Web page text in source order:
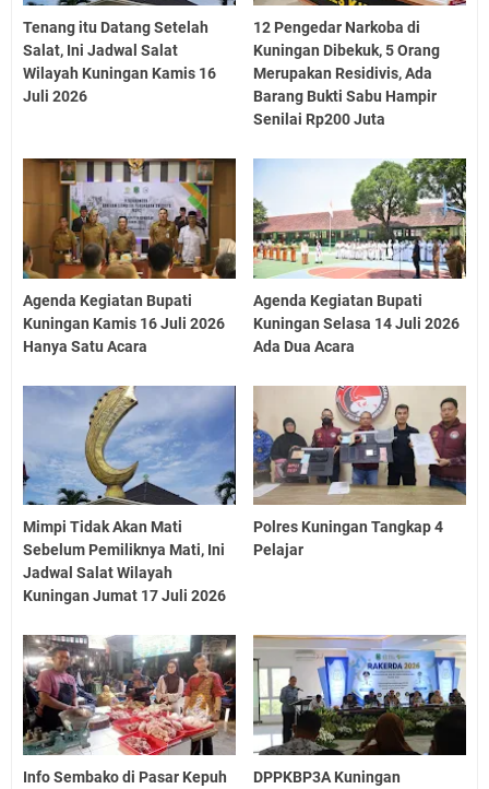
Tenang itu Datang Setelah
Salat, Ini Jadwal Salat
Wilayah Kuningan Kamis 16
Juli 2026
12 Pengedar Narkoba di
Kuningan Dibekuk, 5 Orang
Merupakan Residivis, Ada
Barang Bukti Sabu Hampir
Senilai Rp200 Juta
Agenda Kegiatan Bupati
Kuningan Kamis 16 Juli 2026
Hanya Satu Acara
Agenda Kegiatan Bupati
Kuningan Selasa 14 Juli 2026
Ada Dua Acara
Mimpi Tidak Akan Mati
Sebelum Pemiliknya Mati, Ini
Jadwal Salat Wilayah
Kuningan Jumat 17 Juli 2026
Polres Kuningan Tangkap 4
Pelajar
Info Sembako di Pasar Kepuh
DPPKBP3A Kuningan